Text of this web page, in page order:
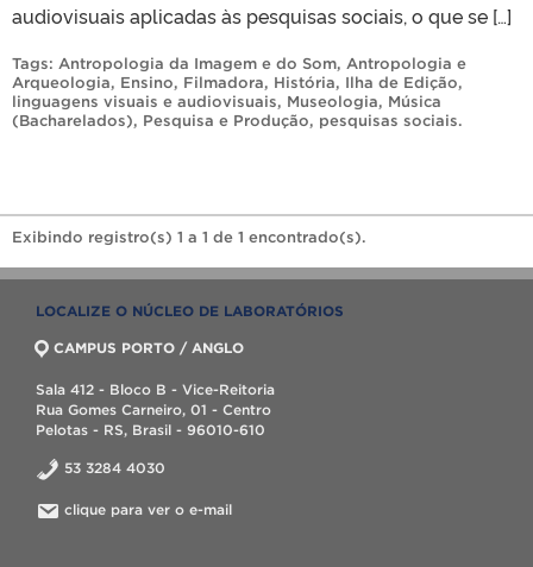
audiovisuais aplicadas às pesquisas sociais, o que se […]
Tags: Antropologia da Imagem e do Som, Antropologia e
Arqueologia, Ensino, Filmadora, História, Ilha de Edição,
linguagens visuais e audiovisuais, Museologia, Música
(Bacharelados), Pesquisa e Produção, pesquisas sociais.
Exibindo registro(s) 1 a 1 de 1 encontrado(s).
LOCALIZE O NÚCLEO DE LABORATÓRIOS
CAMPUS PORTO / ANGLO
Sala 412 - Bloco B - Vice-Reitoria
Rua Gomes Carneiro, 01 - Centro
Pelotas - RS, Brasil - 96010-610
53 3284 4030
clique para ver o e-mail